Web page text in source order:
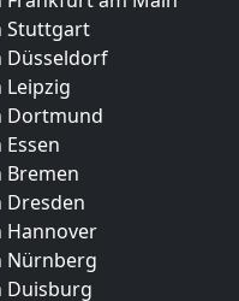
Stuttgart
Düsseldorf
Dortmund
Bremen
Dresden
Hannover
Nürnberg
Duisburg